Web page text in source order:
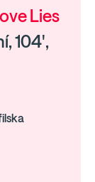
Lies
104',